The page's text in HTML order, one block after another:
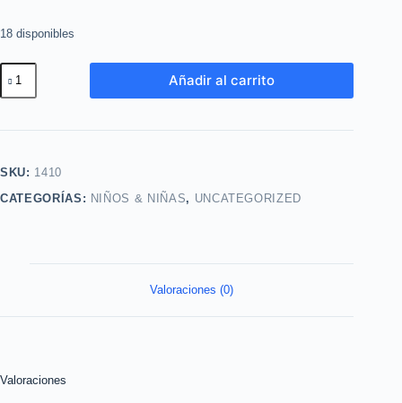
18 disponibles
Desenredante
Mini
Dance
200ml
Añadir al carrito
SKU: 1410
CATEGORÍAS: NIÑOS & NIÑAS, UNCATEGORIZED
Valoraciones (0)
Valoraciones